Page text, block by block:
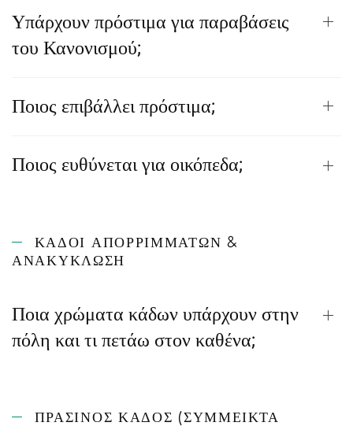
Υπάρχουν πρόστιμα για παραβάσεις
του Κανονισμού;
Ποιος επιβάλλει πρόστιμα;
Ποιος ευθύνεται για οικόπεδα;
ΚΆΔΟΙ ΑΠΟΡΡΙΜΜΆΤΩΝ &
ΑΝΑΚΎΚΛΩΣΗ
Ποια χρώματα κάδων υπάρχουν στην
πόλη και τι πετάω στον καθένα;
ΠΡΑΣΙΝΟΣ ΚΑΔΟΣ (ΣΎΜΜΕΙΚΤΑ